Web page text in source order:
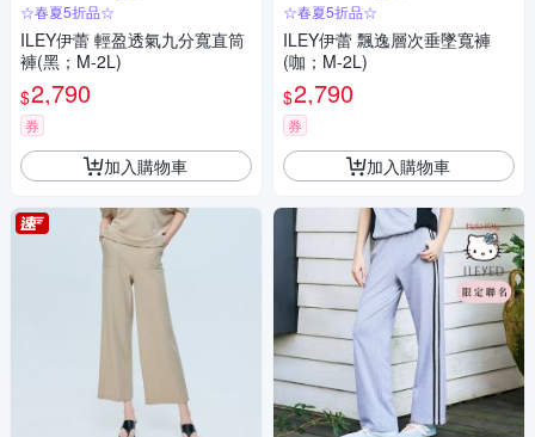
☆春夏5折品☆
ILEY伊蕾 輕盈透氣九分寬直筒
褲(黑；M-2L)
$2,790
券
加入購物車
☆春夏5折品☆
ILEY伊蕾 飄逸層次垂墜寬褲
(咖；M-2L)
$2,790
券
加入購物車